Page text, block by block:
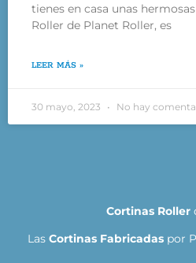
tienes en casa unas
Roller de Planet Roller, es
LEER MÁS »
30 mayo, 2023 No hay
Cortinas Roller
Las Cortinas Fabricadaspor